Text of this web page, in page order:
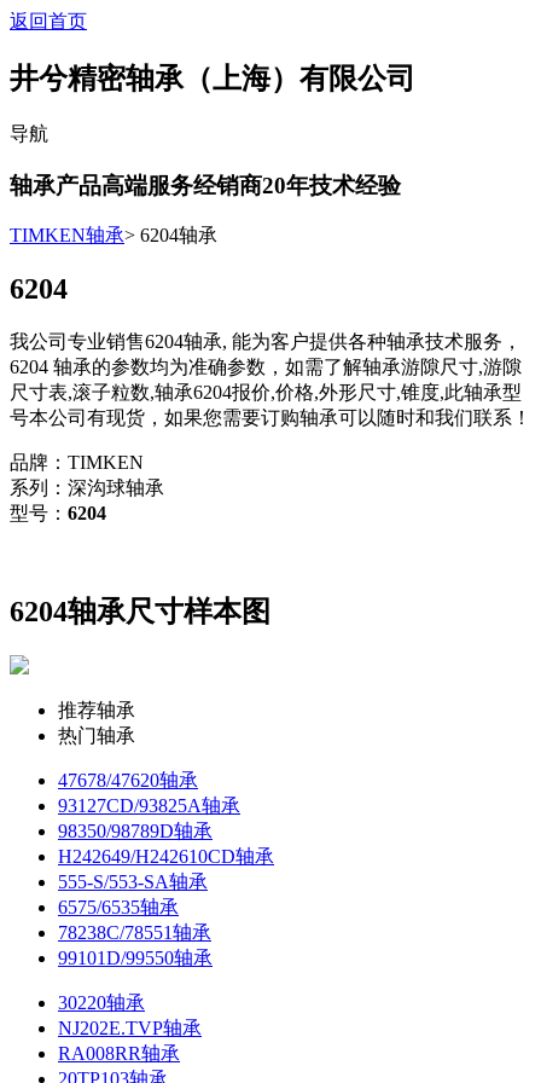
返回首页
井兮精密轴承（上海）有限公司
导航
轴承产品高端服务经销商20年技术经验
TIMKEN轴承> 6204轴承
6204
我公司专业销售6204轴承, 能为客户提供各种轴承技术服务，
6204 轴承的参数均为准确参数，如需了解轴承游隙尺寸,游隙
尺寸表,滚子粒数,轴承6204报价,价格,外形尺寸,锥度,此轴承型
号本公司有现货，如果您需要订购轴承可以随时和我们联系！
品牌：TIMKEN
系列：深沟球轴承
型号： 6204
6204轴承尺寸样本图
推荐轴承
热门轴承
47678/47620轴承
93127CD/93825A轴承
98350/98789D轴承
H242649/H242610CD轴承
555-S/553-SA轴承
6575/6535轴承
78238C/78551轴承
99101D/99550轴承
30220轴承
NJ202E.TVP轴承
RA008RR轴承
20TP103轴承